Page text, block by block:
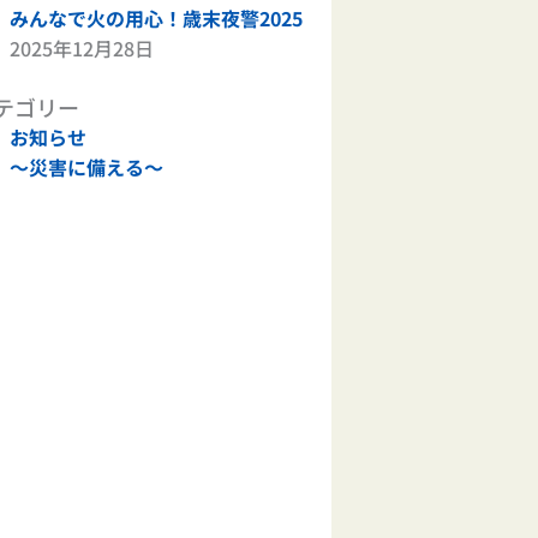
みんなで火の用心！歳末夜警2025
2025年12月28日
ゴリー
お知らせ
～災害に備える～